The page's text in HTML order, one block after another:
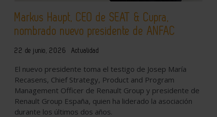
Markus Haupt, CEO de SEAT & Cupra,
nombrado nuevo presidente de ANFAC
22 de junio, 2026 Actualidad
El nuevo presidente toma el testigo de Josep María
Recasens, Chief Strategy, Product and Program
Management Officer de Renault Group y presidente de
Renault Group España, quien ha liderado la asociación
durante los últimos dos años.